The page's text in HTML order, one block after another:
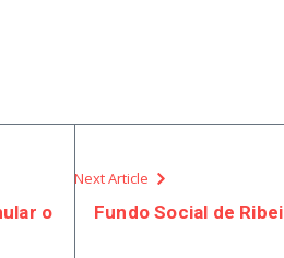
o
Next Article
Fundo Social de